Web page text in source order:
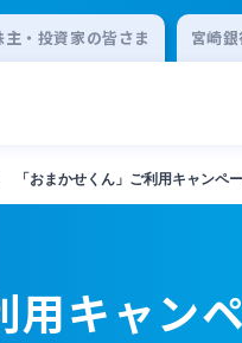
主・投資家の皆さま 宮崎
「おまかせくん」ご利用キャンペ
用キャン